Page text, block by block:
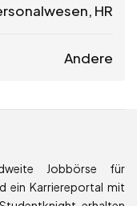
HR
Andere
Jobbörse für
ein Karriereportal mit